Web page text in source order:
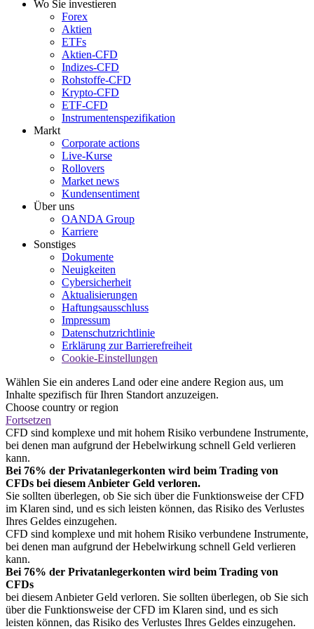
Wo Sie investieren
Forex
Aktien
ETFs
Aktien-CFD
Indizes-CFD
Rohstoffe-CFD
Krypto-CFD
ETF-CFD
Instrumentenspezifikation
Markt
Corporate actions
Live-Kurse
Rollovers
Market news
Kundensentiment
Über uns
OANDA Group
Karriere
Sonstiges
Dokumente
Neuigkeiten
Cybersicherheit
Aktualisierungen
Haftungsausschluss
Impressum
Datenschutzrichtlinie
Erklärung zur Barrierefreiheit
Cookie-Einstellungen
Wählen Sie ein anderes Land oder eine andere Region aus, um
Inhalte spezifisch für Ihren Standort anzuzeigen.
Choose country or region
Fortsetzen
CFD sind komplexe und mit hohem Risiko verbundene Instrumente,
bei denen man aufgrund der Hebelwirkung schnell Geld verlieren
kann.
Bei 76% der Privatanlegerkonten wird beim Trading von
CFDs bei diesem Anbieter Geld verloren.
Sie sollten überlegen, ob Sie sich über die Funktionsweise der CFD
im Klaren sind, und es sich leisten können, das Risiko des Verlustes
Ihres Geldes einzugehen.
CFD sind komplexe und mit hohem Risiko verbundene Instrumente,
bei denen man aufgrund der Hebelwirkung schnell Geld verlieren
kann.
Bei 76% der Privatanlegerkonten wird beim Trading von
CFDs
bei diesem Anbieter Geld verloren. Sie sollten überlegen, ob Sie sich
über die Funktionsweise der CFD im Klaren sind, und es sich
leisten können, das Risiko des Verlustes Ihres Geldes einzugehen.